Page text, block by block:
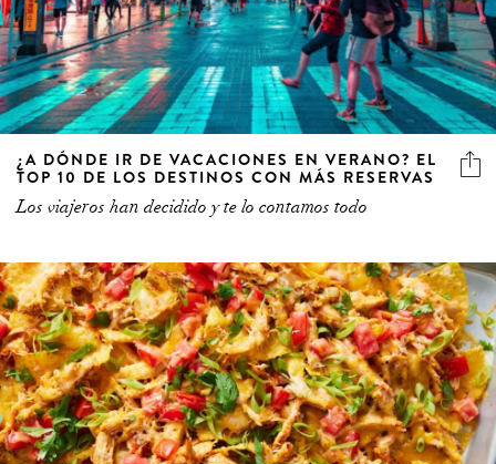
¿A DÓNDE IR DE VACACIONES EN VERANO? EL
TOP 10 DE LOS DESTINOS CON MÁS RESERVAS
Los viajeros han decidido y te lo contamos todo